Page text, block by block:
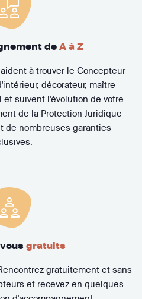
de A à Z
à trouver le Concepteur
décorateur, maître
suivent l'évolution de votre
de la Protection Juridique
de nombreuses garanties
gratuits
gratuitement et sans
et recevez en quelques